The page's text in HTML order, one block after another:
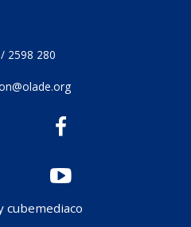
2598 280
cubemediaco